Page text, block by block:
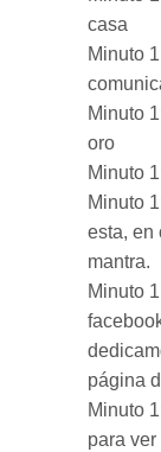
casa
Minuto
Minuto
oro
Minuto
Minuto
esta, en
mantra.
Minuto
página
Minuto
para